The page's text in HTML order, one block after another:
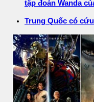
tập đoàn Wanda
Trung Quốc có